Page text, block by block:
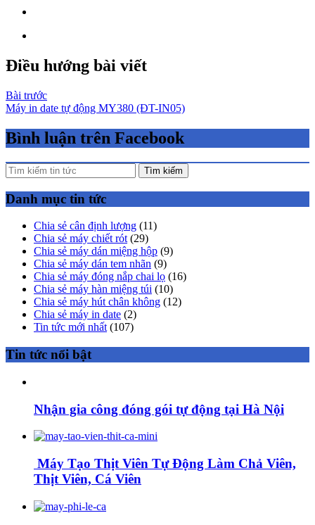
Điều hướng bài viết
Bài trước
Máy in date tự động MY380 (ĐT-IN05)
Bình luận trên Facebook
Tìm kiếm
Danh mục tin tức
Chia sẻ cân định lượng (11)
Chia sẻ máy chiết rót (29)
Chia sẻ máy dán miệng hộp (9)
Chia sẻ máy dán tem nhãn (9)
Chia sẻ máy đóng nắp chai lọ (16)
Chia sẻ máy hàn miệng túi (10)
Chia sẻ máy hút chân không (12)
Chia sẻ máy in date (2)
Tin tức mới nhất (107)
Tin tức nổi bật
Nhận gia công đóng gói tự động tại Hà Nội
Máy Tạo Thịt Viên Tự Động Làm Chả Viên,
Thịt Viên, Cá Viên